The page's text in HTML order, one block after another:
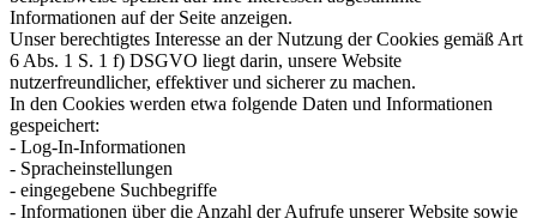
Informationen auf der Seite anzeigen.
Unser berechtigtes Interesse an der Nutzung der Cookies gemäß Art
6 Abs. 1 S. 1 f) DSGVO liegt darin, unsere Website
nutzerfreundlicher, effektiver und sicherer zu machen.
In den Cookies werden etwa folgende Daten und Informationen
gespeichert:
- Log-In-Informationen
- Spracheinstellungen
- eingegebene Suchbegriffe
- Informationen über die Anzahl der Aufrufe unserer Website sowie